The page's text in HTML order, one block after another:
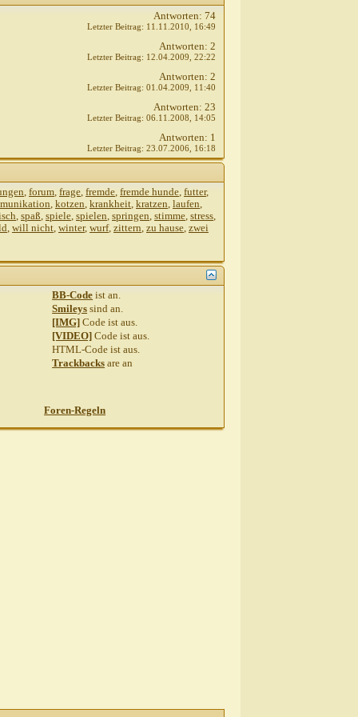
Antworten: 74
Letzter Beitrag: 11.11.2010, 16:49
Antworten: 2
Letzter Beitrag: 12.04.2009, 22:22
Antworten: 2
Letzter Beitrag: 01.04.2009, 11:40
Antworten: 23
Letzter Beitrag: 06.11.2008, 14:05
Antworten: 1
Letzter Beitrag: 23.07.2006, 16:18
, forum, frage, fremde, fremde hunde, futter,
, kotzen, krankheit, kratzen, laufen,
, spaß, spiele, spielen, springen, stimme, stress,
, will nicht, winter, wurf, zittern, zu hause, zwei
BB-Code istan.
Smileys sindan.
[IMG] Code istaus.
[VIDEO] Code istaus.
HTML-Code istaus.
Trackbacks arean
Foren-Regeln